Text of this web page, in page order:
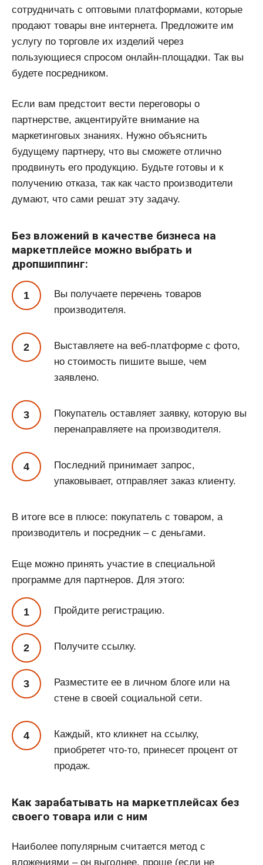
сотрудничать с оптовыми платформами, которые
продают товары вне интернета. Предложите им
услугу по торговле их изделий через
пользующиеся спросом онлайн-площадки. Так вы
будете посредником.
Если вам предстоит вести переговоры о
партнерстве, акцентируйте внимание на
маркетинговых знаниях. Нужно объяснить
будущему партнеру, что вы сможете отлично
продвинуть его продукцию. Будьте готовы и к
получению отказа, так как часто производители
думают, что сами решат эту задачу.
Без вложений в качестве бизнеса на
маркетплейсе можно выбрать и
дропшиппинг:
Вы получаете перечень товаров
производителя.
Выставляете на веб-платформе с фото,
но стоимость пишите выше, чем
заявлено.
Покупатель оставляет заявку, которую вы
перенаправляете на производителя.
Последний принимает запрос,
упаковывает, отправляет заказ клиенту.
В итоге все в плюсе: покупатель с товаром, а
производитель и посредник – с деньгами.
Еще можно принять участие в специальной
программе для партнеров. Для этого:
Пройдите регистрацию.
Получите ссылку.
Разместите ее в личном блоге или на
стене в своей социальной сети.
Каждый, кто кликнет на ссылку,
приобретет что-то, принесет процент от
продаж.
Как зарабатывать на маркетплейсах без
своего товара или с ним
Наиболее популярным считается метод с
вложениями – он выгоднее, проще (если не